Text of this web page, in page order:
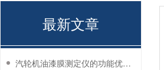
最新文章
汽轮机油漆膜测定仪的功能优势有哪些？